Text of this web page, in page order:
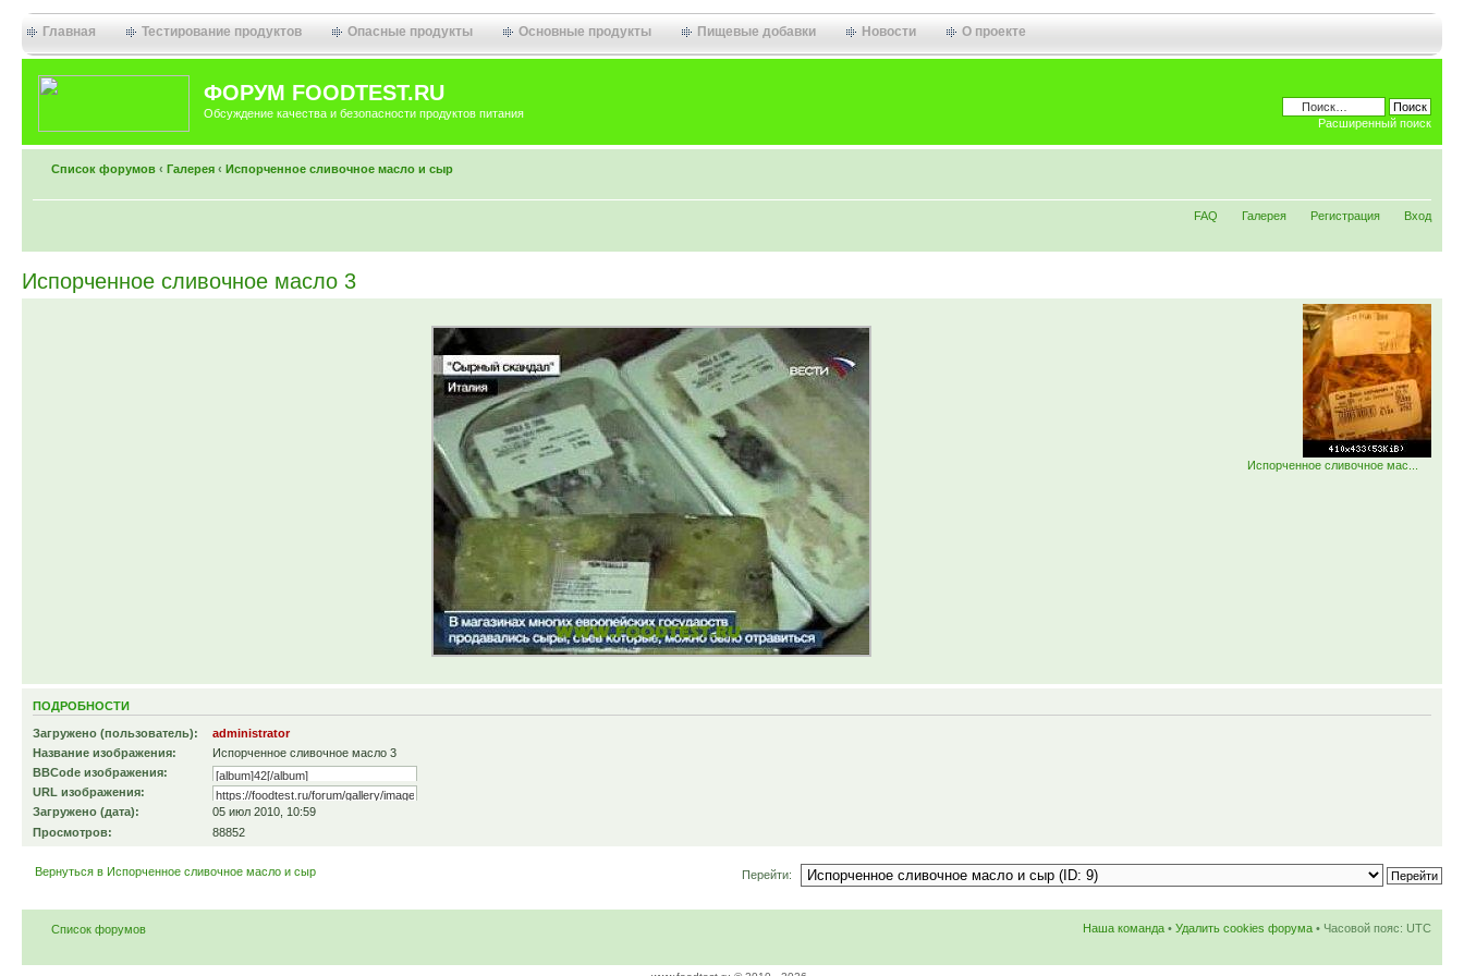
Главная Тестирование продуктов Опасные продукты Основные продукты Пищевые добавки Новости О проекте
ФОРУМ FOODTEST.RU
Обсуждение качества и безопасности продуктов питания
Расширенный поиск
Список форумов ‹ Галерея ‹ Испорченное сливочное масло и сыр
FAQ Галерея Регистрация Вход
Испорченное сливочное масло 3
Испорченное сливочное мас...
ПОДРОБНОСТИ
Загружено (пользователь):
administrator
Название изображения:
Испорченное сливочное масло 3
BBCode изображения:
URL изображения:
Загружено (дата):
05 июл 2010, 10:59
Просмотров:
88852
Вернуться в Испорченное сливочное масло и сыр Перейти:
Список форумов Наша команда • Удалить cookies форума • Часовой пояс: UTC